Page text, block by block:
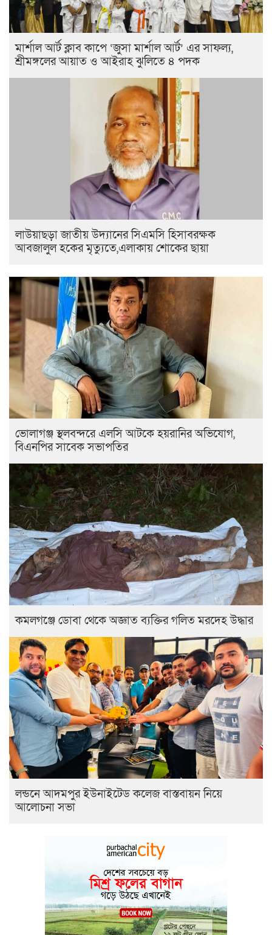
মার্শাল আর্ট ক্লাব কাপে ‘জুসা মার্শাল আর্ট’ এর সাফল্য,
শ্রীমঙ্গলের আয়াত ও আইরাহ ঝুলিতে ৪ পদক
লাউয়াছড়া জাতীয় উদ্যানের সিএমসি হিসাবরক্ষক
আবজালুল হকের মৃত্যুতে,এলাকায় শোকের ছায়া
ভোলাগঞ্জ স্থলবন্দরে এলসি আটকে হয়রানির অভিযোগ,
বিএনপির সাবেক সভাপতির
কমলগঞ্জে ডোবা থেকে অজ্ঞাত ব্যক্তির গলিত মরদেহ উদ্ধার
লন্ডনে আদমপুর ইউনাইটেড কলেজ বাস্তবায়ন নিয়ে
আলোচনা সভা